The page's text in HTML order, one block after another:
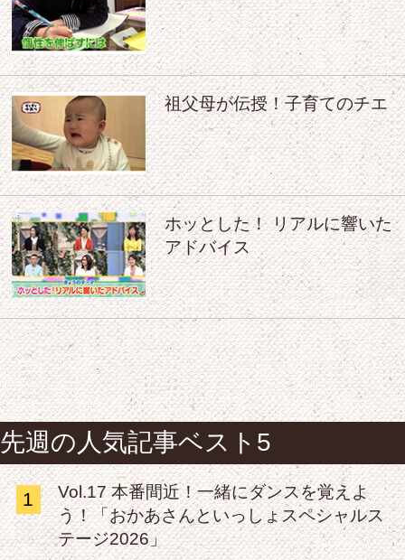
祖父母が伝授！子育てのチエ
ホッとした！ リアルに響いた
アドバイス
先週の人気記事ベスト5
1
Vol.17 本番間近！一緒にダンスを覚えよ
う！「おかあさんといっしょスペシャルス
テージ2026」